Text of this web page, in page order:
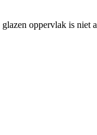
oppervlak is niet